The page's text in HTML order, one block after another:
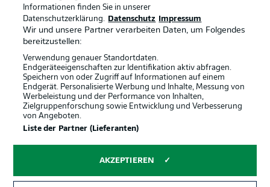
AGB
© 2026 Bundesliga-Gruppe GmbH
Informationen finden Sie in unserer
Datenschutzerklärung.
Datenschutz Impressum
Wir und unsere Partner verarbeiten Daten, um Folgendes
bereitzustellen:
Verwendung genauer Standortdaten.
Endgeräteeigenschaften zur Identifikation aktiv abfragen.
Speichern von oder Zugriff auf Informationen auf einem
Endgerät. Personalisierte Werbung und Inhalte, Messung von
Werbeleistung und der Performance von Inhalten,
Zielgruppenforschung sowie Entwicklung und Verbesserung
von Angeboten.
Liste der Partner (Lieferanten)
AKZEPTIEREN